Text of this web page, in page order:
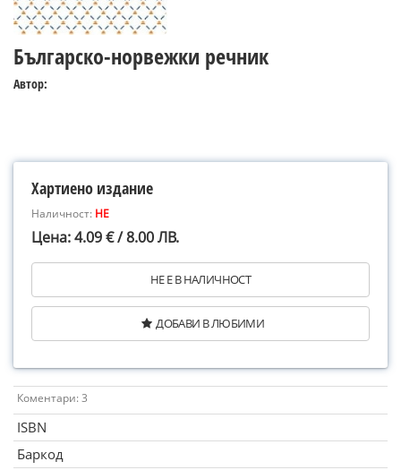
Българско-норвежки речник
Автор:
Хартиено издание
Наличност: НЕ
Цена: 4.09 € / 8.00 ЛВ.
НЕ Е В НАЛИЧНОСТ
ДОБАВИ В ЛЮБИМИ
Коментари: 3
ISBN
Баркод